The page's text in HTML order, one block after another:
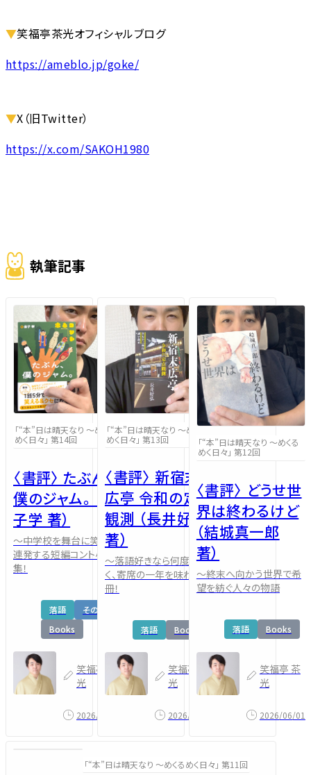
▼笑福亭茶光オフィシャルブログ
https://ameblo.jp/goke/
▼X（旧Twitter）
https://x.com/SAKOH1980
執筆記事
「“本”日は晴天なり ～めくる
めく日々」 第14回
〈書評〉 たぶん、
僕のジャム。 （金
子学 著）
～中学校を舞台に笑いが
連発する短編コント小説
集！
落語
その他
Books
笑福亭 茶
光
2026/07/29
「“本”日は晴天なり ～めくる
めく日々」 第13回
〈書評〉 新宿末
広亭 令和の定点
観測 （長井好弘
著）
～落語好きなら何度も頷
く、寄席の一年を味わう一
冊！
落語 Books
笑福亭 茶
光
2026/07/04
「“本”日は晴天なり ～めくる
めく日々」 第12回
〈書評〉 どうせ世
界は終わるけど
（結城真一郎
著）
～終末へ向かう世界で希
望を紡ぐ人々の物語
落語 Books
笑福亭 茶
光
2026/06/01
「“本”日は晴天なり ～めくるめく日々」 第11回